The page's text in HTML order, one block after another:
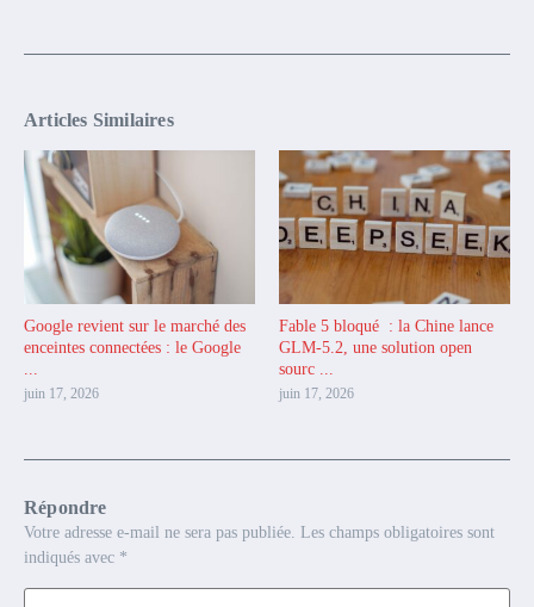
Articles Similaires
Google revient sur le marché des
enceintes connectées : le Google
...
juin 17, 2026
Fable 5 bloqué : la Chine lance
GLM-5.2, une solution open
sourc ...
juin 17, 2026
Répondre
Votre adresse e-mail ne sera pas publiée. Les champs obligatoires sont
indiqués avec *